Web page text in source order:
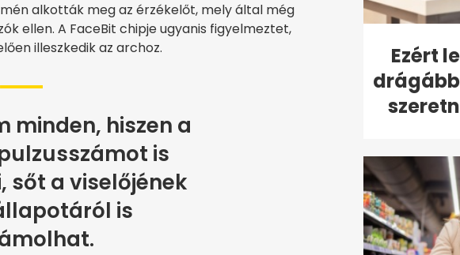
alkották meg az érzékelőt, mely által még
ellen. A FaceBit chipje ugyanis figyelmeztet,
illeszkedik az archoz.
minden, hiszen a
is
sőt a viselőjének
is
Ezért